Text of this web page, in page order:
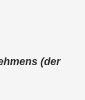
(der